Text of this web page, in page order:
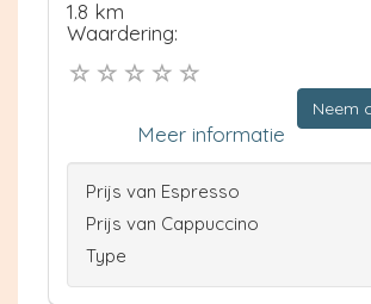
1.8 km
Waardering:
Neem
Meer informatie
Prijs van Espresso
Prijs van Cappuccino
Type